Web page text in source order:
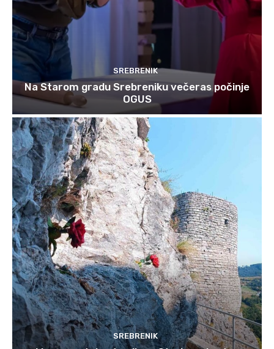
SREBRENIK
Na Starom gradu Srebreniku večeras počinje
OGUS
SREBRENIK